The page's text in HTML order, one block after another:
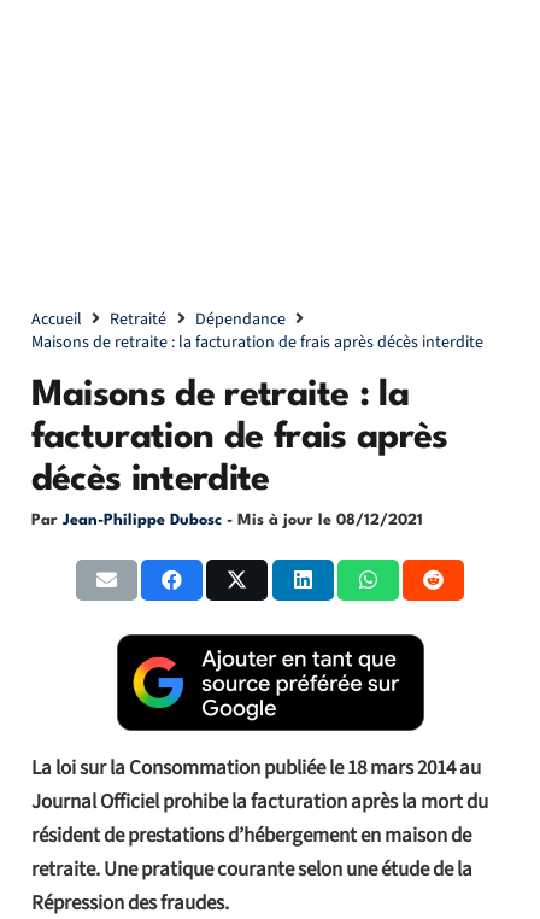
Accueil Retraité
Dépendance
Maisons de retraite : la facturation de frais après décès interdite
Maisons de retraite : la
facturation de frais après
décès interdite
Par Jean-Philippe Dubosc - Mis à jour le 08/12/2021
La loi sur la Consommation publiée le 18 mars 2014 au
Journal Officiel prohibe la facturation après la mort du
résident de prestations d’hébergement en maison de
retraite. Une pratique courante selon une étude de la
Répression des fraudes.